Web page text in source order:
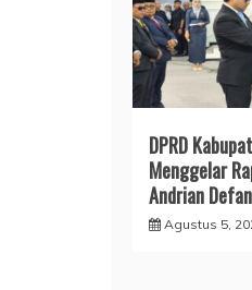
DPRD
Menggelar
Andrian
Agustus 5,